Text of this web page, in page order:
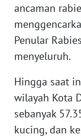
ancaman
Penular
menyeluruh.
Hingga saat
wilayah Kota
sebanyak
kucing, dan
REDAKSI
KARIR
DISCLAIMER
Wahana
News
Regional